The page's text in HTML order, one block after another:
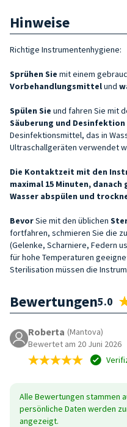
Hinweise
Richtige Instrumentenhygiene:
Sprühen Sie mit einem
Vorbehandlungsmittelund
Spülen Sie und fahren Sie mit
Säuberung und Desinfektion
Desinfektionsmittel, das in
Ultraschallgeräten verwendet
Die Kontaktzeit mit den
maximal 15 Minuten,
Wasser abspülen und
BevorSie mit den üblichen
fortfahren, schmieren Sie die
(Gelenke, Scharniere, Federn
für hohe Temperaturen
Sterilisation müssen die
Bewertungen5.0
Roberta (Mantova)
Bewertet am 20 Juni 2026
Alle Bewertungen stammen
persönliche Daten werden
angezeigt.